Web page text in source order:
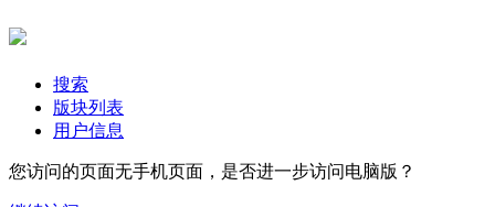
搜索
版块列表
用户信息
您访问的页面无手机页面，是否进一步访问电脑版？